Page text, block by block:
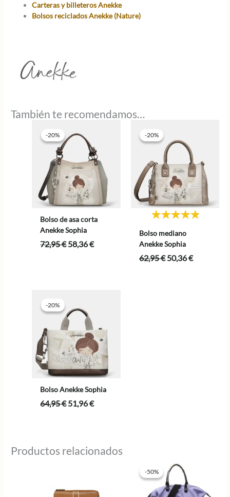
Carteras y billeteros Anekke
Bolsos reciclados Anekke (Nature)
También te recomendamos…
-20%
-20%
Bolso de asa corta
Anekke Sophia
72,95€El
58,36€El
-20%
-20%
Bolso mediano
Anekke Sophia
62,95€ El
50,36€El
-20%
-20%
Bolso Anekke Sophia
64,95€El
51,96€El
Productos relacionados
-50%
-50%